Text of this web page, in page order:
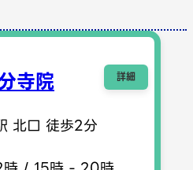
詳細
寺院
北口 徒歩2分